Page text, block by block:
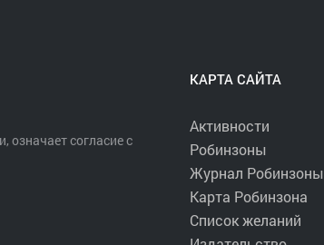
означает согласие с
КАРТА САЙТА
Активности
Робинзоны
Журнал Робинзоны
Карта Робинзона
Список желаний